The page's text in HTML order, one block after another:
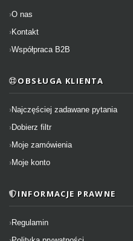
O nas
Kontakt
Współpraca B2B
OBSŁUGA KLIENTA
Najczęściej zadawane pytania
Dobierz filtr
Moje zamówienia
Moje konto
INFORMACJE PRAWNE
Regulamin